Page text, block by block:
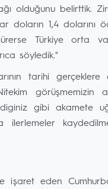
olduğunu belirttik.
doların 1,4 dolarını
Türkiye orta
söyledik."
tarihi gerçeklere
görüşmemizin
gibi akamete
eden